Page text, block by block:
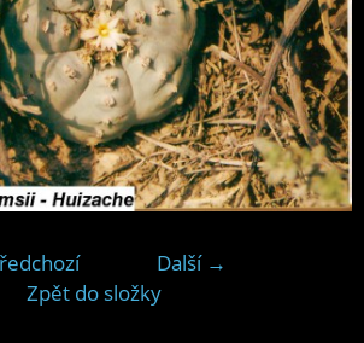
Další →
Zpět do složky